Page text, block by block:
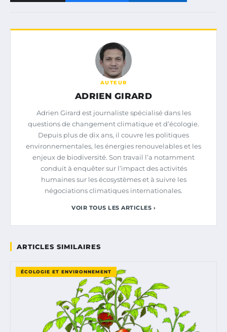
AUTEUR
ADRIEN GIRARD
Adrien Girard est journaliste spécialisé dans les
questions de changement climatique et d’écologie.
Depuis plus de dix ans, il couvre les politiques
environnementales, les énergies renouvelables et les
enjeux de biodiversité. Son travail l’a notamment
conduit à enquêter sur l’impact des activités
humaines sur les écosystèmes et à suivre les
négociations climatiques internationales.
VOIR TOUS LES ARTICLES ›
ARTICLES SIMILAIRES
ÉCOLOGIE ET ENVIRONNEMENT